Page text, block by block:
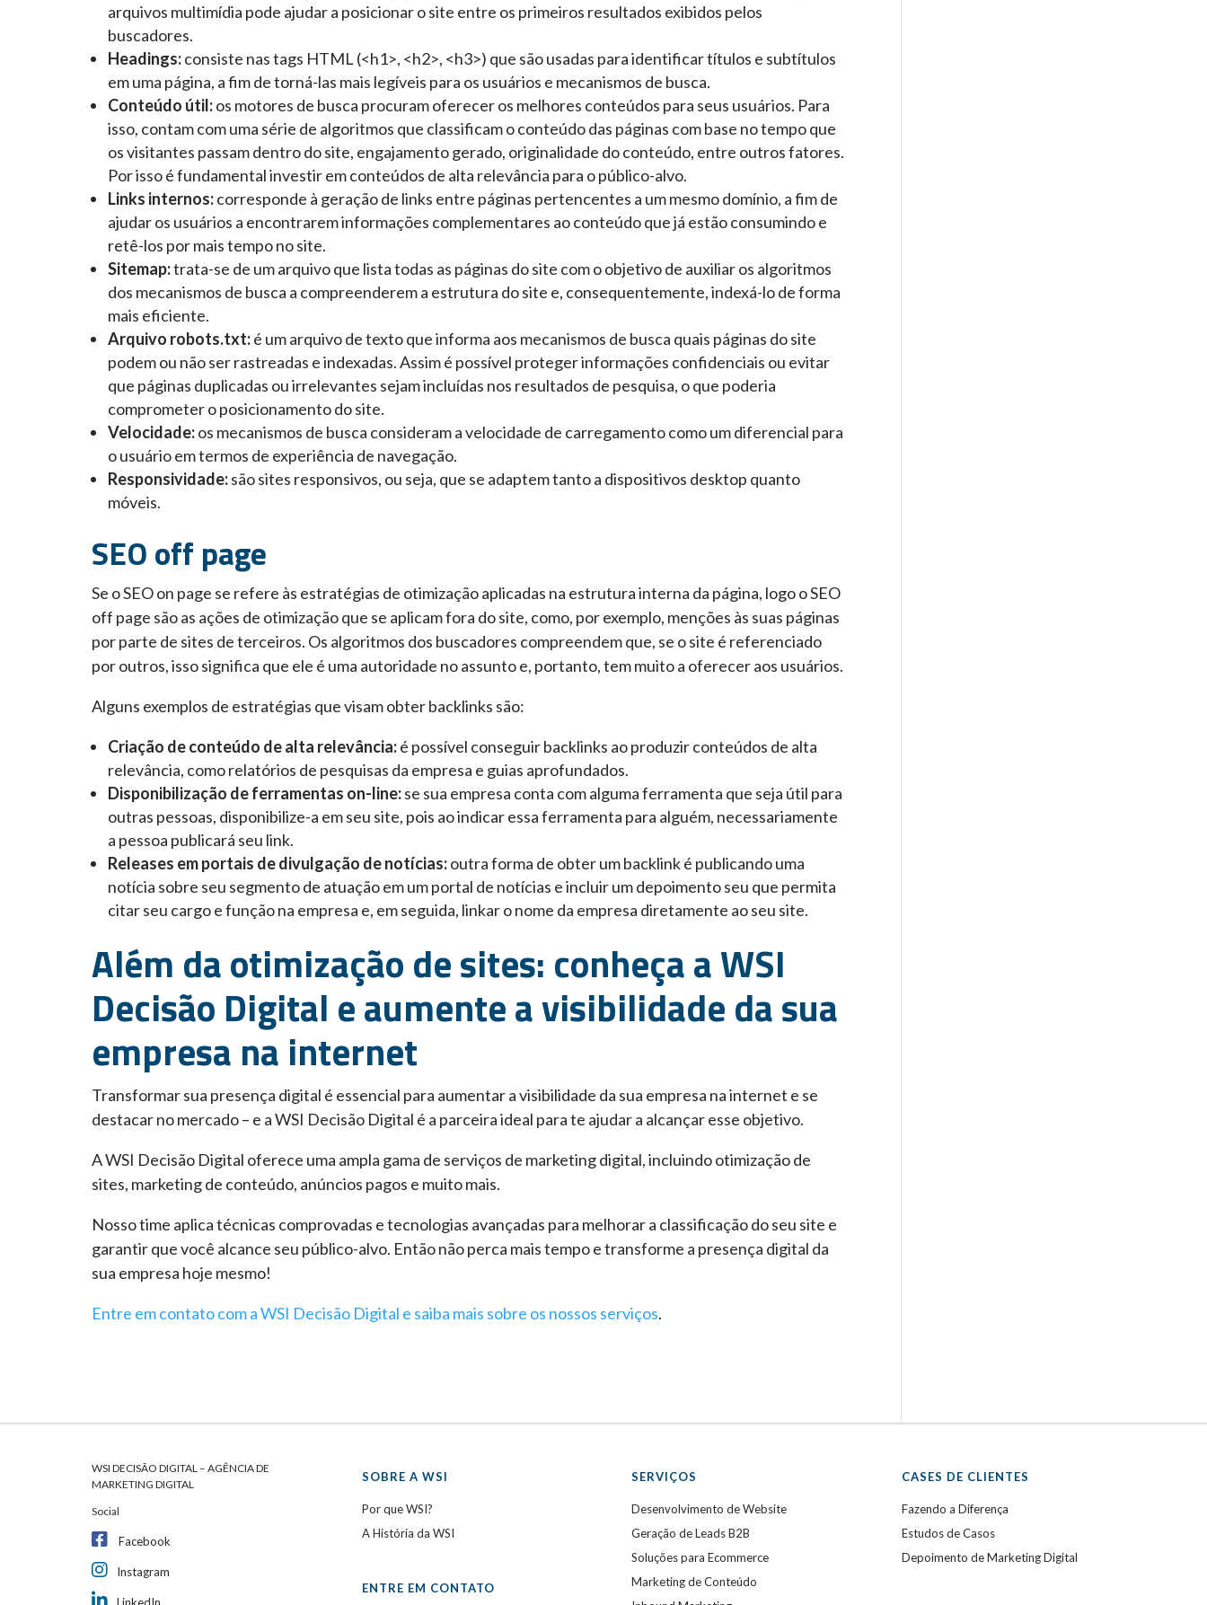
arquivos multimídia pode ajudar a posicionar o site entre os primeiros resultados exibidos pelos
buscadores.
Headings:consiste nas tags HTML (<h1>, <h2>, <h3>) que são usadas para identificar títulos e subtítulos
em uma página, a fim de torná-las mais legíveis para os usuários e mecanismos de busca.
Conteúdo útil:os motores de busca procuram oferecer os melhores conteúdos para seus usuários. Para
isso, contam com uma série de algoritmos que classificam o conteúdo das páginas com base no tempo que
os visitantes passam dentro do site, engajamento gerado, originalidade do conteúdo, entre outros fatores.
Por isso é fundamental investir em conteúdos de alta relevância para o público-alvo.
Links internos:corresponde à geração de links entre páginas pertencentes a um mesmo domínio, a fim de
ajudar os usuários a encontrarem informações complementares ao conteúdo que já estão consumindo e
retê-los por mais tempo no site.
Sitemap:trata-se de um arquivo que lista todas as páginas do site com o objetivo de auxiliar os algoritmos
dos mecanismos de busca a compreenderem a estrutura do site e, consequentemente, indexá-lo de forma
mais eficiente.
Arquivo robots.txt:é um arquivo de texto que informa aos mecanismos de busca quais páginas do site
podem ou não ser rastreadas e indexadas. Assim é possível proteger informações confidenciais ou evitar
que páginas duplicadas ou irrelevantes sejam incluídas nos resultados de pesquisa, o que poderia
comprometer o posicionamento do site.
Velocidade:os mecanismos de busca consideram a velocidade de carregamento como um diferencial para
o usuário em termos de experiência de navegação.
Responsividade:são sites responsivos, ou seja, que se adaptem tanto a dispositivos desktop quanto
móveis.
SEO off page
Se o SEO on page se refere às estratégias de otimização aplicadas na estrutura interna da página, logo o SEO
off page são as ações de otimização que se aplicam fora do site, como, por exemplo, menções às suas páginas
por parte de sites de terceiros. Os algoritmos dos buscadores compreendem que, se o site é referenciado
por outros, isso significa que ele é uma autoridade no assunto e, portanto, tem muito a oferecer aos usuários.
Alguns exemplos de estratégias que visam obter backlinks são:
Criação de conteúdo de alta relevância:é possível conseguir backlinks ao produzir conteúdos de alta
relevância, como relatórios de pesquisas da empresa e guias aprofundados.
Disponibilização de ferramentas on-line:se sua empresa conta com alguma ferramenta que seja útil para
outras pessoas, disponibilize-a em seu site, pois ao indicar essa ferramenta para alguém, necessariamente
a pessoa publicará seu link.
Releases em portais de divulgação de notícias:outra forma de obter um backlink é publicando uma
notícia sobre seu segmento de atuação em um portal de notícias e incluir um depoimento seu que permita
citar seu cargo e função na empresa e, em seguida, linkar o nome da empresa diretamente ao seu site.
Além da otimização de sites: conheça a WSI
Decisão Digital e aumente a visibilidade da sua
empresa na internet
Transformar sua presença digital é essencial para aumentar a visibilidade da sua empresa na internet e se
destacar no mercado – e a WSI Decisão Digital é a parceira ideal para te ajudar a alcançar esse objetivo.
A WSI Decisão Digital oferece uma ampla gama de serviços de marketing digital, incluindo otimização de
sites, marketing de conteúdo, anúncios pagos e muito mais.
Nosso time aplica técnicas comprovadas e tecnologias avançadas para melhorar a classificação do seu site e
garantir que você alcance seu público-alvo. Então não perca mais tempo e transforme a presença digital da
sua empresa hoje mesmo!
Entre em contato com a WSI Decisão Digital e saiba mais sobre os nossos serviços.
WSI DECISÃO DIGITAL – AGÊNCIA DE
MARKETING DIGITAL
Social
Facebook
Instagram
SOBRE A WSI
Por que WSI?
A História da WSI
ENTRE EM CONTATO
SERVIÇOS
Desenvolvimento de Website
Geração de Leads B2B
Soluções para Ecommerce
Marketing de Conteúdo
CASES DE CLIENTES
Fazendo a Diferença
Estudos de Casos
Depoimento de Marketing Digital